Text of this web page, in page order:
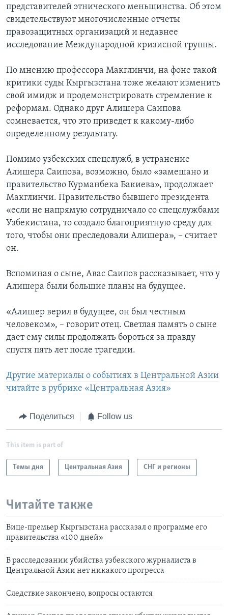
представителей этнического меньшинства. Об этом
свидетельствуют многочисленные отчеты
правозащитных организаций и недавнее
исследование Международной кризисной группы.
По мнению профессора Макглинчи, на фоне такой
критики суды Кыргызстана тоже желают изменить
свой имидж и продемонстрировать стремление к
реформам. Однако друг Алишера Саипова
сомневается, что это приведет к какому-либо
определенному результату.
Помимо узбекских спецслужб, в устранение
Алишера Саипова, возможно, было «замешано и
правительство Курманбека Бакиева», продолжает
Макглинчи. Правительство бывшего президента
«если не напрямую сотрудничало со спецслужбами
Узбекистана, то создало благоприятную среду для
того, чтобы они преследовали Алишера», – считает
он.
Вспоминая о сыне, Авас Саипов рассказывает, что у
Алишера были большие планы на будущее.
«Алишер верил в будущее, он был честным
человеком», – говорит отец. Светлая память о сыне
дает ему силы продолжать бороться за правду
спустя пять лет после трагедии.
Другие материалы о событиях в Центральной Азии
читайте в рубрике «Центральная Азия»
Поделиться Follow us
This item is part of
Темы дня Центральная Азия СНГ и регионы
Читайте также
Вице-премьер Кыргызстана рассказал о программе его
правительства «100 дней»
В расследовании убийства узбекского журналиста в
Центральной Азии нет никакого прогресса
Следствие закончено, вопросы остаются